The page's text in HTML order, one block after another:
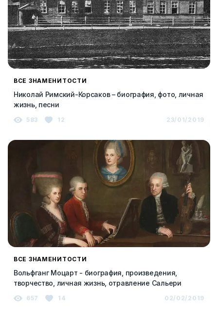
ВСЕ ЗНАМЕНИТОСТИ
Николай Римский-Корсаков – биография, фото, личная
жизнь, песни
583 12 23/01/2019
ВСЕ ЗНАМЕНИТОСТИ
Вольфганг Моцарт - биография, произведения,
творчество, личная жизнь, отравление Сальери
657 14 02/02/2019